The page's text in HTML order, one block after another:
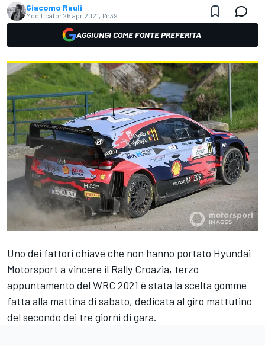
Giacomo Rauli
Modificato: 26 apr 2021, 14:39
AGGIUNGI COME FONTE PREFERITA
Uno dei fattori chiave che non hanno portato Hyundai
Motorsport a vincere il Rally Croazia, terzo
appuntamento del WRC 2021 è stata la scelta gomme
fatta alla mattina di sabato, dedicata al giro mattutino
del secondo dei tre giorni di gara.